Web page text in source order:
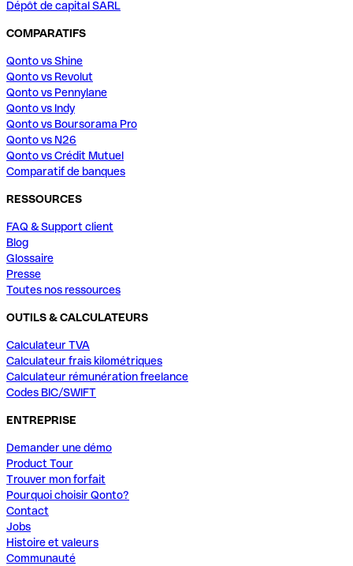
Dépôt de capital SARL
COMPARATIFS
Qonto vs Shine
Qonto vs Revolut
Qonto vs Pennylane
Qonto vs Indy
Qonto vs Boursorama Pro
Qonto vs N26
Qonto vs Crédit Mutuel
Comparatif de banques
RESSOURCES
FAQ & Support client
Blog
Glossaire
Presse
Toutes nos ressources
OUTILS & CALCULATEURS
Calculateur TVA
Calculateur frais kilométriques
Calculateur rémunération freelance
Codes BIC/SWIFT
ENTREPRISE
Demander une démo
Product Tour
Trouver mon forfait
Pourquoi choisir Qonto?
Contact
Jobs
Histoire et valeurs
Communauté